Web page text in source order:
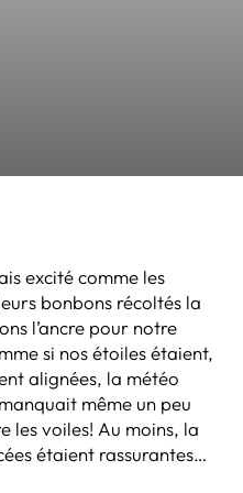
excité comme les
bonbons récoltés la
l’ancre pour notre
si nos étoiles étaient,
alignées, la météo
même un peu
les voiles! Au moins, la
étaient rassurantes…